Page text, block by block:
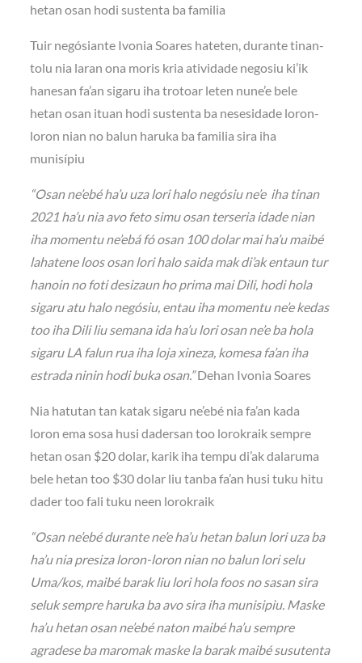
hetan osan hodi sustenta ba familia
Tuir negósiante Ivonia Soares hateten, durante tinan-
tolu nia laran ona moris kria atividade negosiu ki’ik
hanesan fa’an sigaru iha trotoar leten nune’e bele
hetan osan ituan hodi sustenta ba nesesidade loron-
loron nian no balun haruka ba familia sira iha
munisípiu
“Osan ne’ebé ha’u uza lori halo negósiu ne’e iha tinan
2021 ha’u nia avo feto simu osan terseria idade nian
iha momentu ne’ebá fó osan 100 dolar mai ha’u maibé
lahatene loos osan lori halo saida mak di’ak entaun tur
hanoin no foti desizaun ho prima mai Dili, hodi hola
sigaru atu halo negósiu, entau iha momentu ne’e kedas
too iha Dili liu semana ida ha’u lori osan ne’e ba hola
sigaru LA falun rua iha loja xineza, komesa fa’an iha
estrada ninin hodi buka osan.”Dehan Ivonia Soares
Nia hatutan tan katak sigaru ne’ebé nia fa’an kada
loron ema sosa husi dadersan too lorokraik sempre
hetan osan $20 dolar, karik iha tempu di’ak dalaruma
bele hetan too $30 dolar liu tanba fa’an husi tuku hitu
dader too fali tuku neen lorokraik
“Osan ne’ebé durante ne’e ha’u hetan balun lori uza ba
ha’u nia presiza loron-loron nian no balun lori selu
Uma/kos, maibé barak liu lori hola foos no sasan sira
seluk sempre haruka ba avo sira iha munisipiu. Maske
ha’u hetan osan ne’ebé naton maibé ha’u sempre
agradese ba maromak maske la barak maibé susutenta